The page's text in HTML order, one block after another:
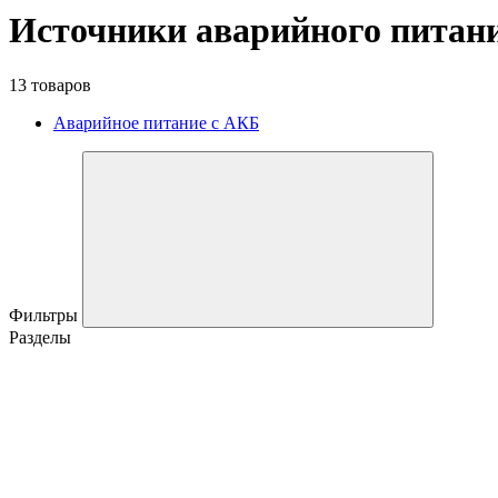
Источники аварийного
13 товаров
Аварийное питание с АКБ
Фильтры
Разделы